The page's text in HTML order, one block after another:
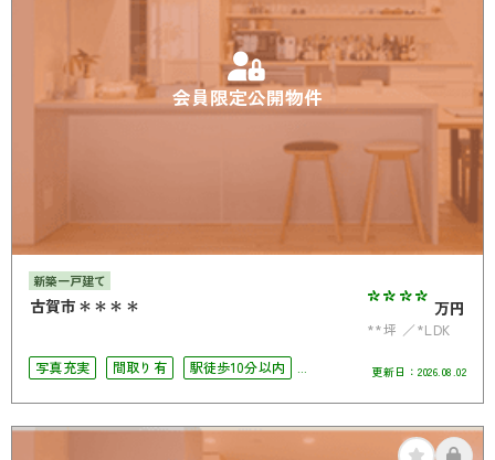
会員限定公開物件
新築一戸建て
古賀市＊＊＊＊ **** 万円
**坪
*LDK
写真充実
間取り有
駅徒歩10分以内
更新日： 2026.08.02